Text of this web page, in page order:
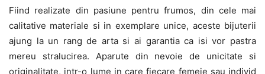
Fiind realizate din pasiune pentru frumos, din cele mai
calitative materiale si in exemplare unice, aceste bijuterii
ajung la un rang de arta si ai garantia ca isi vor pastra
mereu stralucirea. Aparute din nevoie de unicitate si
originalitate, intr-o lume in care fiecare femeie sau individ